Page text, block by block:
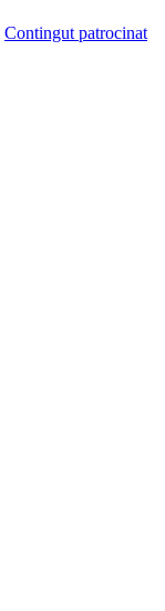
Contingut patrocinat